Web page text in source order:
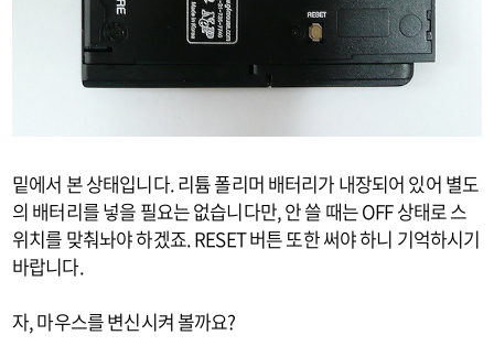
밑에서 본 상태입니다. 리튬 폴리머 배터리가 내장되어 있어 별도
의 배터리를 넣을 필요는 없습니다만, 안 쓸 때는 OFF 상태로 스
위치를 맞춰놔야 하겠죠. RESET 버튼 또한 써야 하니 기억하시기
바랍니다.
자, 마우스를 변신시켜 볼까요?